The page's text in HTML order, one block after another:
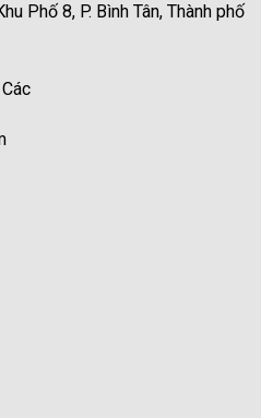
Phố 8, P. Bình Tân, Thành phố